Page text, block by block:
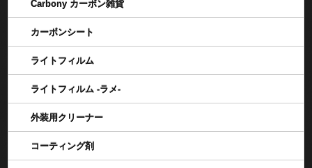
Carbony カーボン雑貨
カーボンシート
ライトフィルム
ライトフィルム -ラメ-
外装用クリーナー
コーティング剤